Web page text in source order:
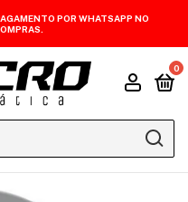
POR WHATSAPP NO
0